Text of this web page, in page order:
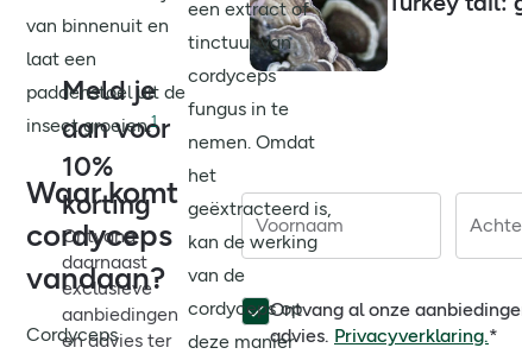
van binnenuit en
laat een
paddenstoel uit de
insect groeien.1
Waar komt
cordyceps
vandaan?
Cordyceps
een extract of
tinctuur van
cordyceps
fungus in te
nemen. Omdat
het
geëxtracteerd is,
kan de werking
van de
cordyceps op
deze manier
Meld je
aan voor
10%
korting
Ontvang
daarnaast
exclusieve
aanbiedingen
en advies ter
Voornaam
Ontvang al onze
advies. Privacyverklaring.*